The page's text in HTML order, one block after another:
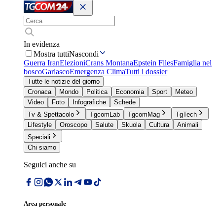
In evidenza
Mostra tuttiNascondi
Guerra IranElezioniCrans MontanaEpstein FilesFamiglia nel
boscoGarlascoEmergenza ClimaTutti i dossier
Tutte le notizie del giorno
Cronaca
Mondo Politica Economia Sport
Meteo
Video
Foto Infografiche
Schede
Tv & Spettacolo
TgcomLab TgcomMag
TgTech
Lifestyle
Oroscopo Salute Skuola Cultura
Animali
Speciali
Chi siamo
Seguici anche su
Area personale